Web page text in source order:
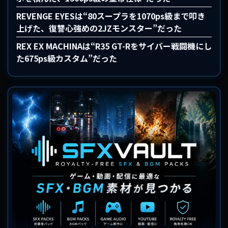
REVENGE EYESは“80スープラを1070ps級まで叩き
上げた、復讐心強めの2JZモンスター”だった
REX EX MACHINAは“R35 GT-Rをサイバー戦闘機にし
た675ps級カスタム”だった